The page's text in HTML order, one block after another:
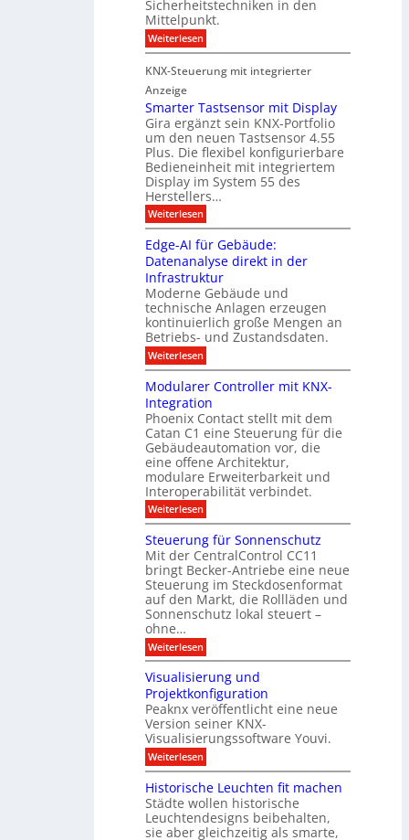
i
M
D
c
h
n
o
l
o
g
e
s
h
e
s
t
e
k
e
n
n
u
n
g
m
i
t
A
n
s
a
g
r
a
u
c
h
m
e
l
d
e
r
n
e
r
ö
f
n
e
t
n
e
u
e
s
A
u
s
b
i
l
d
u
n
g
s
z
e
n
t
r
u
m
Sicherheitstechniken in den
Mittelpunkt.
Weiterlesen:
S
c
e
r
h
e
i
t
s
e
x
p
o
M
ü
n
c
h
e
n
2
0
2
6
g
e
h
t
e
r
f
o
l
g
r
e
i
c
h
z
u
E
n
e
KNX-Steuerung mit integrierter
Anzeige
Smarter Tastsensor mit Display
Gira ergänzt sein KNX-Portfolio
um den neuen Tastsensor 4.55
Plus. Die flexibel konfigurierbare
Bedieneinheit mit integriertem
Display im System 55 des
Herstellers…
Weiterlesen:
S
m
a
r
t
e
r
T
a
s
t
s
n
s
o
r
m
i
t
D
i
s
p
a
y
Edge-AI für Gebäude:
Datenanalyse direkt in der
Infrastruktur
Moderne Gebäude und
technische Anlagen erzeugen
kontinuierlich große Mengen an
Betriebs- und Zustandsdaten.
Weiterlesen:
E
g
e
-
A
I
f
ü
r
G
e
b
u
d
e
:
D
a
t
e
n
a
n
a
l
y
s
e
d
i
r
e
k
t
i
Modularer Controller mit KNX-
Integration
Phoenix Contact stellt mit dem
Catan C1 eine Steuerung für die
Gebäudeautomation vor, die
eine offene Architektur,
modulare Erweiterbarkeit und
Interoperabilität verbindet.
Weiterlesen:
M
d
u
l
a
r
e
r
C
o
n
t
o
l
l
e
r
m
i
t
K
N
X
Steuerung für Sonnenschutz
Mit der CentralControl CC11
bringt Becker-Antriebe eine neue
Steuerung im Steckdosenformat
auf den Markt, die Rollläden und
Sonnenschutz lokal steuert –
ohne…
Weiterlesen:
S
e
u
e
r
u
n
g
f
ü
r
S
o
n
Visualisierung und
Projektkonfiguration
Peaknx veröffentlicht eine neue
Version seiner KNX-
Visualisierungssoftware Youvi.
Weiterlesen:
V
s
u
a
l
Historische Leuchten fit machen
Städte wollen historische
Leuchtendesigns beibehalten,
sie aber gleichzeitig als smarte,